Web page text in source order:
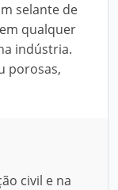
selante de
qualquer
indústria.
porosas,
civil e na